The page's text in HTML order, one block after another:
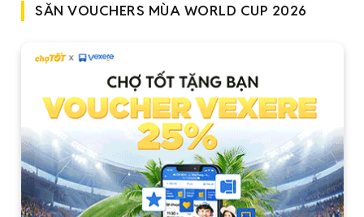
SĂN VOUCHERS MÙA WORLD CUP 2026